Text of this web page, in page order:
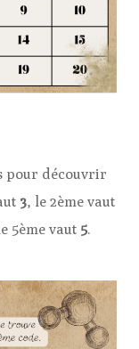
pour découvrir
3, le 2ème vaut
5ème vaut 5.